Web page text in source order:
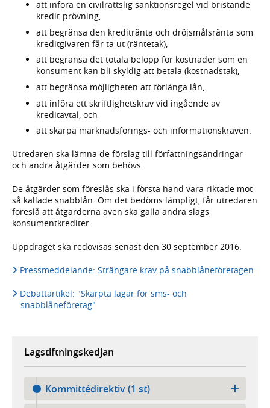
att införa en civilrättslig sanktionsregel vid bristande
kredit-prövning,
att begränsa den kreditränta och dröjsmålsränta som
kreditgivaren får ta ut (räntetak),
att begränsa det totala belopp för kostnader som en
konsument kan bli skyldig att betala (kostnadstak),
att begränsa möjligheten att förlänga lån,
att införa ett skriftlighetskrav vid ingående av
kreditavtal, och
att skärpa marknadsförings- och informationskraven.
Utredaren ska lämna de förslag till författningsändringar
och andra åtgärder som behövs.
De åtgärder som föreslås ska i första hand vara riktade mot
så kallade snabblån. Om det bedöms lämpligt, får utredaren
föreslå att åtgärderna även ska gälla andra slags
konsumentkrediter.
Uppdraget ska redovisas senast den 30 september 2016.
Pressmeddelande: Strängare krav på snabblåneföretagen
Debattartikel: "Skärpta lagar för sms- och
snabblåneföretag"
Lagstiftningskedjan
Kommittédirektiv (1 st)